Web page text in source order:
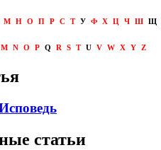
М Н О П Р С Т У Ф Х Ц Ч Ш Щ
M N O P Q R S T U V W X Y Z
статьи